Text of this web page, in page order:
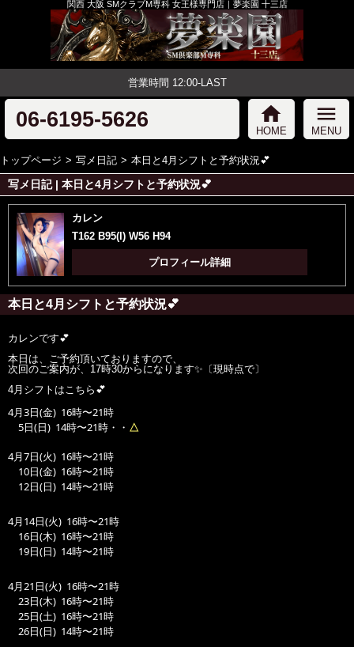
関西 大阪 SMクラブM専科 女王様専門店｜夢楽園 十三店
営業時間 12:00-LAST
06-6195-5626 home
HOME
menu
MENU
トップページ 写メ日記 本日と4月シフトと予約状況💕
写メ日記 | 本日と4月シフトと予約状況💕
カレン
T162 B95(I) W56 H94
プロフィール詳細
本日と4月シフトと予約状況💕
カレンです💕
本日は、ご予約頂いておりますので、
次回のご案内が、17時30からになります✨〔現時点で〕
4月シフトはこちら💕
4月3日(金) 16時〜21時
5日(日) 14時〜21時・・ △
4月7日(火) 16時〜21時
10日(金) 16時〜21時
12日(日) 14時〜21時
4月14日(火) 16時〜21時
16日(木) 16時〜21時
19日(日) 14時〜21時
4月21日(火) 16時〜21時
23日(木) 16時〜21時
25日(土) 16時〜21時
26日(日) 14時〜21時